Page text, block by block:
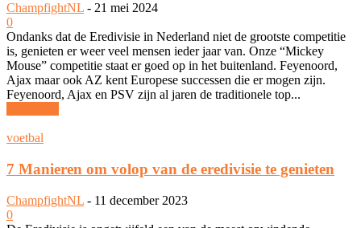
ChampfightNL - 21 mei 2024
0
Ondanks dat de Eredivisie in Nederland niet de grootste competitie
is, genieten er weer veel mensen ieder jaar van. Onze “Mickey
Mouse” competitie staat er goed op in het buitenland. Feyenoord,
Ajax maar ook AZ kent Europese successen die er mogen zijn.
Feyenoord, Ajax en PSV zijn al jaren de traditionele top...
voetbal
7 Manieren om volop van de eredivisie te genieten
ChampfightNL - 11 december 2023
0